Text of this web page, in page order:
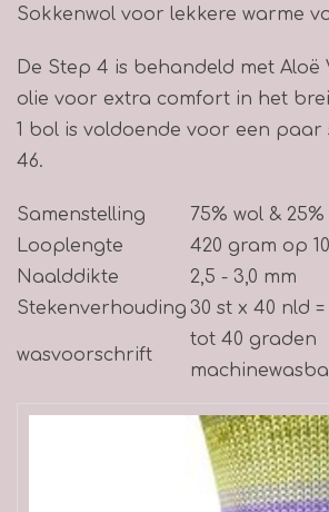
Sokkenwol voor lekkere warme
De Step 4 is behandeld met Aloë
olie voor extra comfort in het
1 bol is voldoende voor een
46.
Samenstelling
75% wol &
Looplengte
420 gram op
Naalddikte
2,5 - 3,0 mm
Stekenverhouding 30 st x 40 nld =
wasvoorschrift
tot 40 graden